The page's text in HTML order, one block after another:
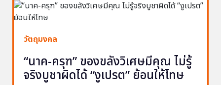
วัตถุมงคล
“นาค-ครุฑ” ของขลังวิเศษมีคุณ ไม่รู้
จริงบูชาผิดได้ “งูเปรต” ย้อนให้โทษ